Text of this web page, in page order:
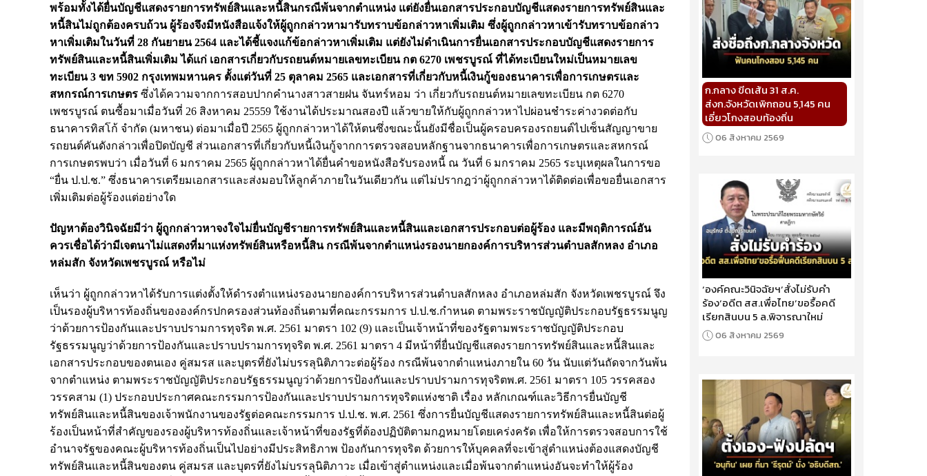
พร้อมทั้งได้ยื่นบัญชีแสดงรายการทรัพย์สินและหนี้สินกรณีพ้นจากตำแหน่ง แต่ยังยื่นเอกสารประกอบบัญชีแสดงรายการทรัพย์สินและ
หนี้สินไม่ถูกต้องครบถ้วน ผู้ร้องจึงมีหนังสือแจ้งให้ผู้ถูกกล่าวหามารับทราบข้อกล่าวหาเพิ่มเติม ซึ่งผู้ถูกกล่าวหาเข้ารับทราบข้อกล่าว
หาเพิ่มเติมในวันที่ 28 กันยายน 2564 และได้ชี้แจงแก้ข้อกล่าวหาเพิ่มเติม แต่ยังไม่ดำเนินการยื่นเอกสารประกอบบัญชีแสดงรายการ
ทรัพย์สินและหนี้สินเพิ่มเติม ได้แก่ เอกสารเกี่ยวกับรถยนต์หมายเลขทะเบียน กต 6270 เพชรบูรณ์ ที่ได้ทะเบียนใหม่เป็นหมายเลข
ทะเบียน 3 ขท 5902 กรุงเทพมหานคร ตั้งแต่วันที่ 25 ตุลาคม 2565 และเอกสารที่เกี่ยวกับหนี้เงินกู้ของธนาคารเพื่อการเกษตรและ
สหกรณ์การเกษตร ซึ่งได้ความจากการสอบปากคำนางสาวสายฝน จันทร์หอม ว่า เกี่ยวกับรถยนต์หมายเลขทะเบียน กต 6270
เพชรบูรณ์ ตนซื้อมาเมื่อวันที่ 26 สิงหาคม 25559 ใช้งานได้ประมาณสองปี แล้วขายให้กับผู้ถูกกล่าวหาไปผ่อนชำระค่างวดต่อกับ
ธนาคารทิสโก้ จำกัด (มหาชน) ต่อมาเมื่อปี 2565 ผู้ถูกกล่าวหาได้ให้ตนซึ่งขณะนั้นยังมีชื่อเป็นผู้ครอบครองรถยนต์ไปเซ็นสัญญาขาย
รถยนต์คันดังกล่าวเพื่อปิดบัญชี ส่วนเอกสารที่เกี่ยวกับหนี้เงินกู้จากการตรวจสอบหลักฐานจากธนาคารเพื่อการเกษตรและสหกรณ์
การเกษตรพบว่า เมื่อวันที่ 6 มกราคม 2565 ผู้ถูกกล่าวหาได้ยื่นคำขอหนังสือรับรองหนี้ ณ วันที่ 6 มกราคม 2565 ระบุเหตุผลในการขอ
“ยื่น ป.ป.ช.” ซึ่งธนาคารเตรียมเอกสารและส่งมอบให้ลูกค้าภายในวันเดียวกัน แต่ไม่ปรากฎว่าผู้ถูกกล่าวหาได้ติดต่อเพื่อขอยื่นเอกสาร
เพิ่มเติมต่อผู้ร้องแต่อย่างใด
ปัญหาต้องวินิจฉัยมีว่า ผู้ถูกกล่าวหาจงใจไม่ยื่นบัญชีรายการทรัพย์สินและหนี้สินและเอกสารประกอบต่อผู้ร้อง และมีพฤติการณ์อัน
ควรเชื่อได้ว่ามีเจตนาไม่แสดงที่มาแห่งทรัพย์สินหรือหนี้สิน กรณีพ้นจากตำแหน่งรองนายกองค์การบริหารส่วนตำบลสักหลง อำเภอ
หล่มสัก จังหวัดเพชรบูรณ์ หรือไม่
เห็นว่า ผู้ถูกกล่าวหาได้รับการแต่งตั้งให้ดำรงตำแหน่งรองนายกองค์การบริหารส่วนตำบลสักหลง อำเภอหล่มสัก จังหวัดเพชรบูรณ์ จึง
เป็นรองผู้บริหารท้องถิ่นขององค์กรปกครองส่วนท้องถิ่นตามที่คณะกรรมการ ป.ป.ช.กำหนด ตามพระราชบัญญัติประกอบรัฐธรรมนูญ
ว่าด้วยการป้องกันและปราบปรามการทุจริต พ.ศ. 2561 มาตรา 102 (9) และเป็นเจ้าหน้าที่ของรัฐตามพระราชบัญญัติประกอบ
รัฐธรรมนูญว่าด้วยการป้องกันและปราบปรามการทุจริต พ.ศ. 2561 มาตรา 4 มีหน้าที่ยื่นบัญชีแสดงรายการทรัพย์สินและหนี้สินและ
เอกสารประกอบของตนเอง คู่สมรส และบุตรที่ยังไม่บรรลุนิติภาวะต่อผู้ร้อง กรณีพ้นจากตำแหน่งภายใน 60 วัน นับแต่วันถัดจากวันพ้น
จากตำแหน่ง ตามพระราชบัญญัติประกอบรัฐธรรมนูญว่าด้วยการป้องกันและปราบปรามการทุจริตพ.ศ. 2561 มาตรา 105 วรรคสอง
วรรคสาม (1) ประกอบประกาศคณะกรรมการป้องกันและปราบปรามการทุจริตแห่งชาติ เรื่อง หลักเกณฑ์และวิธีการยื่นบัญชี
ทรัพย์สินและหนี้สินของเจ้าพนักงานของรัฐต่อคณะกรรมการ ป.ป.ช. พ.ศ. 2561 ซึ่งการยื่นบัญชีแสดงรายการทรัพย์สินและหนี้สินต่อผู้
ร้องเป็นหน้าที่สำคัญของรองผู้บริหารท้องถิ่นและเจ้าหน้าที่ของรัฐที่ต้องปฏิบัติตามกฎหมายโดยเคร่งครัด เพื่อให้การตรวจสอบการใช้
อำนาจรัฐของคณะผู้บริหารท้องถิ่นเป็นไปอย่างมีประสิทธิภาพ ป้องกันการทุจริต ด้วยการให้บุคคลที่จะเข้าสู่ตำแหน่งต้องแสดงบัญชี
ทรัพย์สินและหนี้สินของตน คู่สมรส และบุตรที่ยังไม่บรรลุนิติภาวะ เมื่อเข้าสู่ตำแหน่งและเมื่อพ้นจากตำแหน่งอันจะทำให้ผู้ร้อง
ก.กลาง ขีดเส้น 31 ส.ค.
ส่งก.จังหวัดเพิกถอน 5,145 คน
เอี่ยวโกงสอบท้องถิ่น
06 สิงหาคม 2569
‘องค์คณะวินิจฉัยฯ’สั่งไม่รับคำ
ร้อง‘อดีต สส.เพื่อไทย’ขอรื้อคดี
เรียกสินบน 5 ล.พิจารณาใหม่
06 สิงหาคม 2569